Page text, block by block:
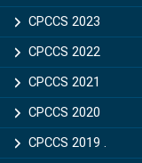
CPCCS 2023
CPCCS 2022
CPCCS 2021
CPCCS 2020
CPCCS 2019 .